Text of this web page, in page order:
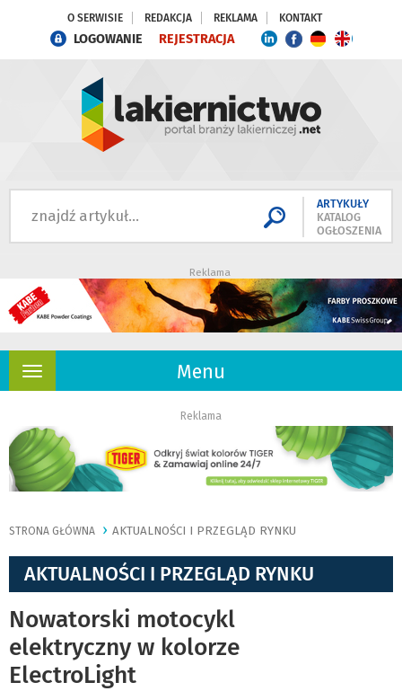
O SERWISIE REDAKCJA REKLAMA KONTAKT
LOGOWANIE REJESTRACJA
ARTYKUŁY
KATALOG
OGŁOSZENIA
Reklama
Menu
Rozwiń
Reklama
STRONA GŁÓWNA AKTUALNOŚCI I PRZEGLĄD RYNKU
AKTUALNOŚCI I PRZEGLĄD RYNKU
Nowatorski motocykl
elektryczny w kolorze
ElectroLight